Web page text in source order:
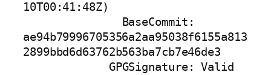
10T00:41:48Z)
ae94b79996705356a2aa95038f6155a813
2899bbd6d63762b563ba7cb7e46de3